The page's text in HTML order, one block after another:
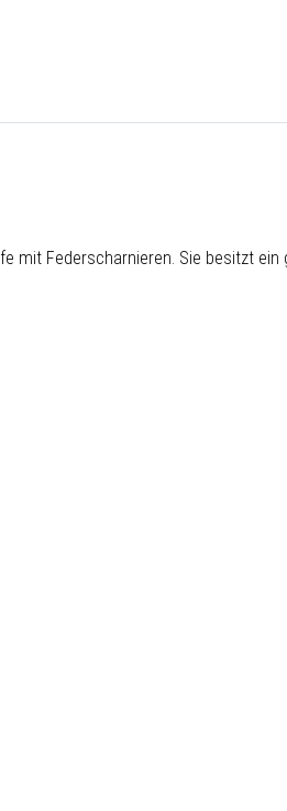
mit Federscharnieren. Sie besitzt